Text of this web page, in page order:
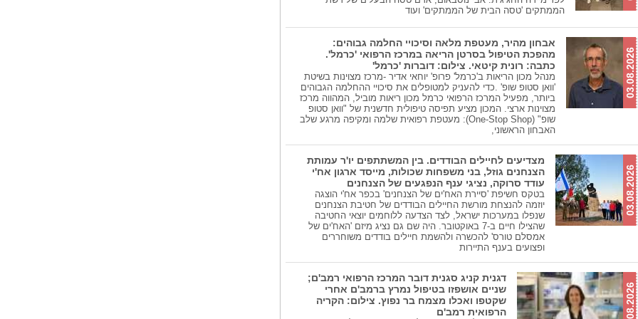
הממתקים 'טסה הבית של הממתקים' ועוד
03.08.2026
אבחון מהיר, מעטפת מלאה וסיכויי החלמה גבוהים:
מהפכת הטיפול בסרטן הריאה במרכז הרפואי 'כרמל'.
כתבה: רונית קיטאי. צילום: דוברות 'כרמל'
מנהל מכון הריאות ב'כרמל' פרופ' יוחאי אדיר -מרכז מצוינות בשיטת
'וואן סטופ שופ' .כדי להעניק למטופלים את סיכויי ההחלמה הגבוהים
ביותר, מפעיל המרכז הרפואי כרמל מכון ריאות מוביל, המהווה מרכז
מצוינות ארצי. המכון מציע תפיסה טיפולית חדשנית של "וואן סטופ
שופ" (One-Stop Shop): מעטפת רפואית שלמה ומקיפה מרגע שלב
האבחון הראשוני,
03.08.2026
מצדיעים לחיילים הבודדים. בין המשתתפים יו'ר עמותת
הצנחנים גוזל, בני משפחות שכולות, מייסד ארגון אח'י
עודד סרוקה, נציגי ענף הנפגעים של הצנחנים
בטקס חשיפת 'סיירת האח'ים של הצנחנים' בכפר אח'י הוצגה
יוזמה להנצחת מורשת החיילים הבודדים של חטיבת הצנחנים
שנפלו במערכות ישראל, לצד הצדעה ללוחמים יוצאי החטיבה
שהצילו חיים ב-7 באוקטובר. היה שם גם נציג מיזם 'האח'ים של
אמסלם טורס' להכשרה ולהשמת חיילים בודדים משוחררים
ופצועים בענף התיירות
03.08.2026
דגנית קניג סגנית דובר המרכז הרפואי רמב'ם;
שניים אושפזו בטיפול נמרץ ברמב'ם אחרי
שקטפו ואכלו מצמח בר נפוץ. צילום: הקריה
הרפואית רמב'ם